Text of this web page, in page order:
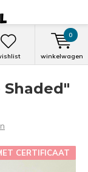
winkelwagen
0
CERTIFICAAT